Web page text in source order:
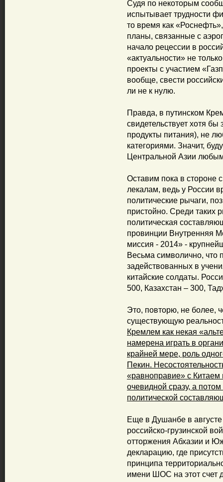
Судя по некоторым
испытывает трудности
то время как
планы, связанные с
начало рецессии в
«актуальности» не
проекты с участием
вообще, свести
ли не к нулю.
Правда, в путинском
свидетельствует хотя
продукты питания), не
категориями. Значит,
Центральной Азии
Оставим пока в стороне
лекалам, ведь у России
политические рычаги,
пристойно. Среди таких
политическая
провинции Внутренняя
миссия - 2014» -
Весьма символично,
задействованных в
китайские солдаты.
500, Казахстан – 300,
Это, повторю, не более,
существующую
Кремлем как некая
намерена играть в
крайней мере, роль
Пекин.
«равноправие» с Китаем
очевидной сразу, а
политической
Еще в Душанбе в августе
российско-грузинской
отторжения Абхазии и
декларацию, где
принципа
имени ШОС на этот счет